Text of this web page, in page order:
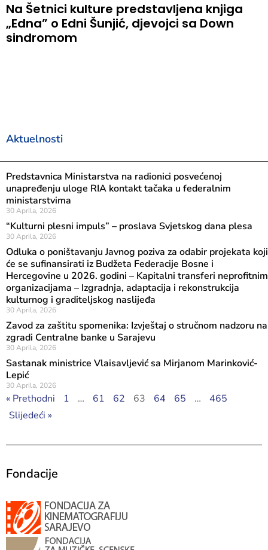
Na Šetnici kulture predstavljena knjiga
„Edna” o Edni Šunjić, djevojci sa Down
sindromom
Aktuelnosti
Predstavnica Ministarstva na radionici posvećenoj
unapređenju uloge RIA kontakt tačaka u federalnim
ministarstvima
30 Aprila, 2026
“Kulturni plesni impuls” – proslava Svjetskog dana plesa
30 Aprila, 2026
Odluka o poništavanju Javnog poziva za odabir projekata koji
će se sufinansirati iz Budžeta Federacije Bosne i
Hercegovine u 2026. godini – Kapitalni transferi neprofitnim
organizacijama – Izgradnja, adaptacija i rekonstrukcija
kulturnog i graditeljskog naslijeđa
30 Aprila, 2026
Zavod za zaštitu spomenika: Izvještaj o stručnom nadzoru na
zgradi Centralne banke u Sarajevu
30 Aprila, 2026
Sastanak ministrice Vlaisavljević sa Mirjanom Marinković-
Lepić
30 Aprila, 2026
« Prethodni 1 … 61 62 63 64 65 …
465
Slijedeći »
Fondacije